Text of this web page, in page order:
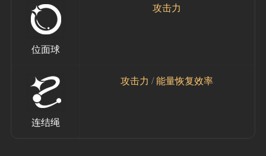
位面球
攻击力
连结绳
攻击力 / 能量恢复效率